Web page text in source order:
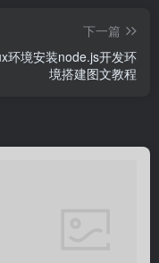
下一篇
环境安装node.js开发环
境搭建图文教程